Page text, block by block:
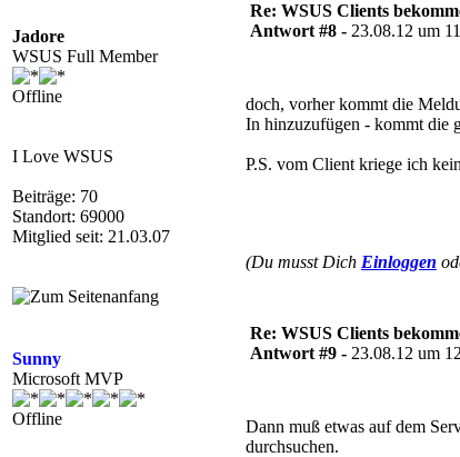
Jadore
WSUS Full Member
Offline
I Love WSUS
Beiträge: 70
Standort: 69000
Mitglied seit: 21.03.07
Re: WSUS Clients
Antwort #8 - 23.08.12 um
doch, vorher kommt die
In hinzuzufügen - kommt die
P.S. vom Client kriege ich
(Du musst Dich Einloggen
Sunny
Microsoft MVP
Offline
Re: WSUS Clients
Antwort #9 - 23.08.12 um
Dann muß etwas auf dem
durchsuchen.